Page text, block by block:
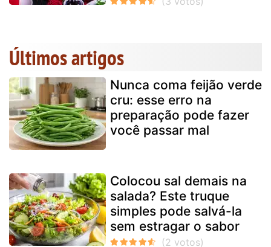
Últimos artigos
Nunca coma feijão verde
cru: esse erro na
preparação pode fazer
você passar mal
Colocou sal demais na
salada? Este truque
simples pode salvá-la
sem estragar o sabor